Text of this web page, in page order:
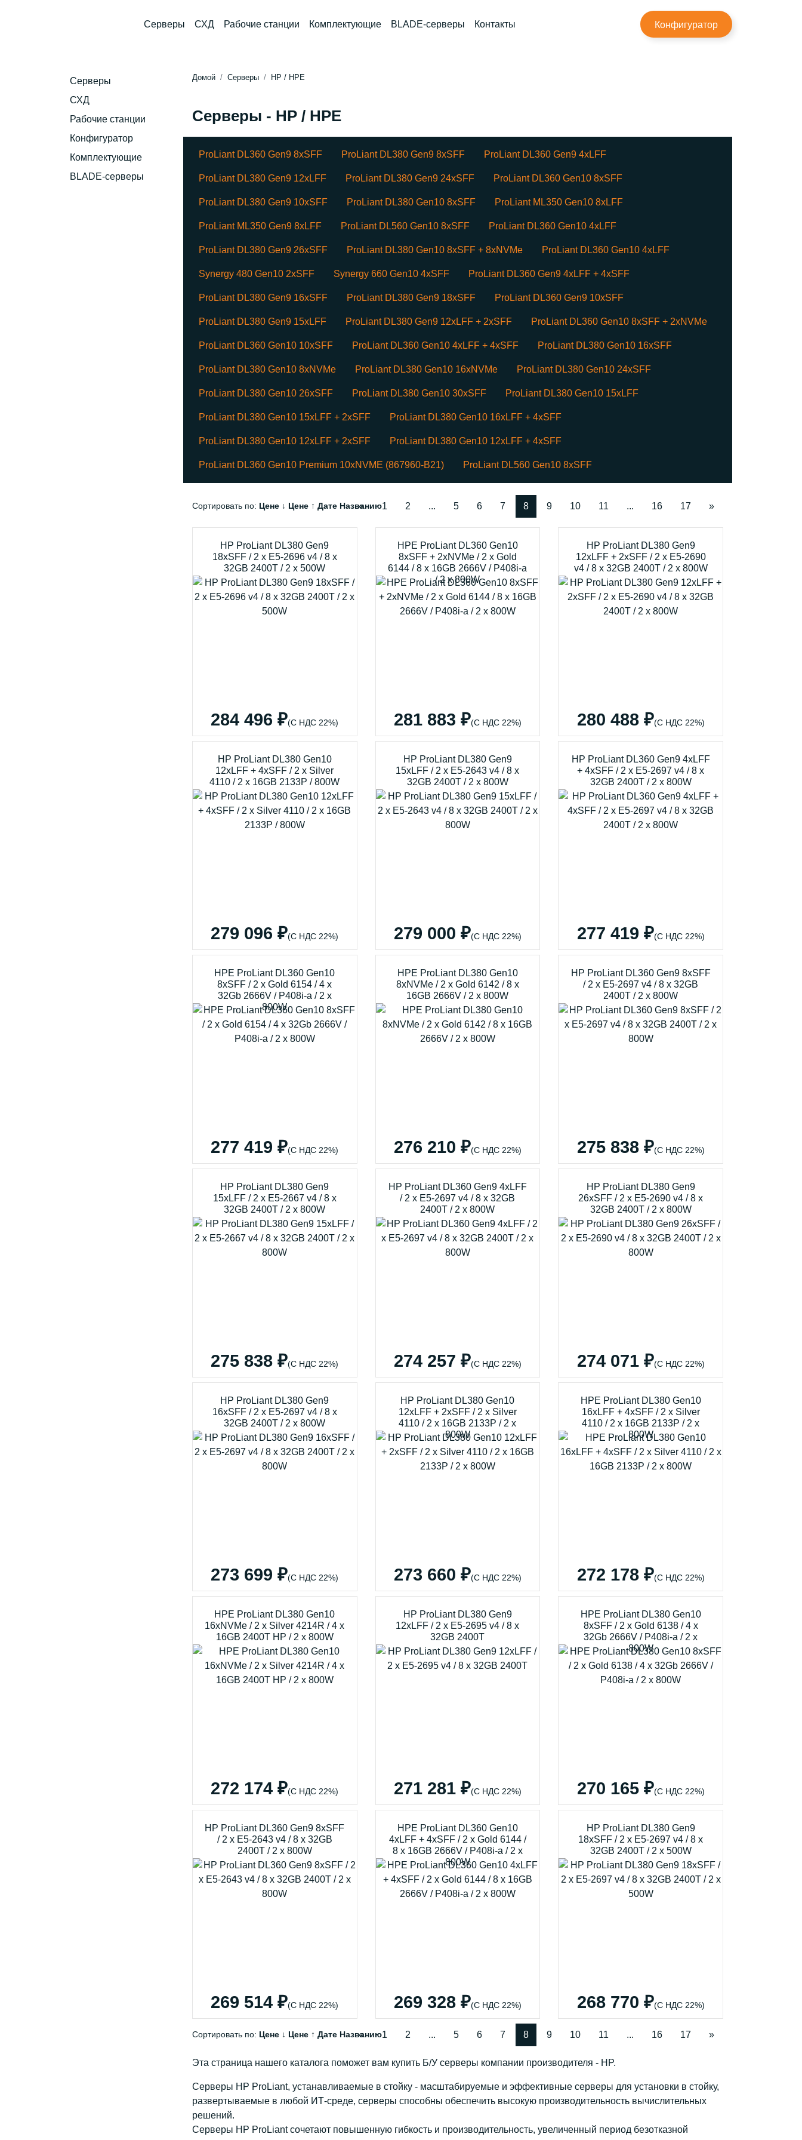
Серверы СХД Рабочие станции Комплектующие BLADE-серверы Контакты Конфигуратор
Серверы
СХД
Рабочие станции
Конфигуратор
Комплектующие
BLADE-серверы
Домой Серверы HP / HPE
Серверы - HP / HPE
ProLiant DL360 Gen9 8xSFF ProLiant DL380 Gen9 8xSFF ProLiant DL360 Gen9 4xLFF
ProLiant DL380 Gen9 12xLFF ProLiant DL380 Gen9 24xSFF ProLiant DL360 Gen10 8xSFF
ProLiant DL380 Gen9 10xSFF ProLiant DL380 Gen10 8xSFF ProLiant ML350 Gen10 8xLFF
ProLiant ML350 Gen9 8xLFF ProLiant DL560 Gen10 8xSFF ProLiant DL360 Gen10 4xLFF
ProLiant DL380 Gen9 26xSFF ProLiant DL380 Gen10 8xSFF + 8xNVMe ProLiant DL360 Gen10 4xLFF
Synergy 480 Gen10 2xSFF Synergy 660 Gen10 4xSFF ProLiant DL360 Gen9 4xLFF + 4xSFF
ProLiant DL380 Gen9 16xSFF ProLiant DL380 Gen9 18xSFF ProLiant DL360 Gen9 10xSFF
ProLiant DL380 Gen9 15xLFF ProLiant DL380 Gen9 12xLFF + 2xSFF ProLiant DL360 Gen10 8xSFF + 2xNVMe
ProLiant DL360 Gen10 10xSFF ProLiant DL360 Gen10 4xLFF + 4xSFF ProLiant DL380 Gen10 16xSFF
ProLiant DL380 Gen10 8xNVMe ProLiant DL380 Gen10 16xNVMe ProLiant DL380 Gen10 24xSFF
ProLiant DL380 Gen10 26xSFF ProLiant DL380 Gen10 30xSFF ProLiant DL380 Gen10 15xLFF
ProLiant DL380 Gen10 15xLFF + 2xSFF ProLiant DL380 Gen10 16xLFF + 4xSFF
ProLiant DL380 Gen10 12xLFF + 2xSFF ProLiant DL380 Gen10 12xLFF + 4xSFF
ProLiant DL360 Gen10 Premium 10xNVME (867960-B21) ProLiant DL560 Gen10 8xSFF
Сортировать по: Цене ↓ Цене ↑ Дате Названию
« 1 2 ... 5 6 7 8 9 10 11 ... 16 17 »
HP ProLiant DL380 Gen9
18xSFF / 2 x E5-2696 v4 / 8 x
32GB 2400T / 2 x 500W
284 496 ₽(С НДС 22%)
HPE ProLiant DL360 Gen10
8xSFF + 2xNVMe / 2 x Gold
6144 / 8 x 16GB 2666V / P408i-a
/ 2 x 800W
281 883 ₽(С НДС 22%)
HP ProLiant DL380 Gen9
12xLFF + 2xSFF / 2 x E5-2690
v4 / 8 x 32GB 2400T / 2 x 800W
280 488 ₽(С НДС 22%)
HP ProLiant DL380 Gen10
12xLFF + 4xSFF / 2 x Silver
4110 / 2 x 16GB 2133P / 800W
279 096 ₽(С НДС 22%)
HP ProLiant DL380 Gen9
15xLFF / 2 x E5-2643 v4 / 8 x
32GB 2400T / 2 x 800W
279 000 ₽(С НДС 22%)
HP ProLiant DL360 Gen9 4xLFF
+ 4xSFF / 2 x E5-2697 v4 / 8 x
32GB 2400T / 2 x 800W
277 419 ₽(С НДС 22%)
HPE ProLiant DL360 Gen10
8xSFF / 2 x Gold 6154 / 4 x
32Gb 2666V / P408i-a / 2 x
800W
277 419 ₽(С НДС 22%)
HPE ProLiant DL380 Gen10
8xNVMe / 2 x Gold 6142 / 8 x
16GB 2666V / 2 x 800W
276 210 ₽(С НДС 22%)
HP ProLiant DL360 Gen9 8xSFF
/ 2 x E5-2697 v4 / 8 x 32GB
2400T / 2 x 800W
275 838 ₽(С НДС 22%)
HP ProLiant DL380 Gen9
15xLFF / 2 x E5-2667 v4 / 8 x
32GB 2400T / 2 x 800W
275 838 ₽(С НДС 22%)
HP ProLiant DL360 Gen9 4xLFF
/ 2 x E5-2697 v4 / 8 x 32GB
2400T / 2 x 800W
274 257 ₽(С НДС 22%)
HP ProLiant DL380 Gen9
26xSFF / 2 x E5-2690 v4 / 8 x
32GB 2400T / 2 x 800W
274 071 ₽(С НДС 22%)
HP ProLiant DL380 Gen9
16xSFF / 2 x E5-2697 v4 / 8 x
32GB 2400T / 2 x 800W
273 699 ₽(С НДС 22%)
HP ProLiant DL380 Gen10
12xLFF + 2xSFF / 2 x Silver
4110 / 2 x 16GB 2133P / 2 x
800W
273 660 ₽(С НДС 22%)
HPE ProLiant DL380 Gen10
16xLFF + 4xSFF / 2 x Silver
4110 / 2 x 16GB 2133P / 2 x
800W
272 178 ₽(С НДС 22%)
HPE ProLiant DL380 Gen10
16xNVMe / 2 x Silver 4214R / 4 x
16GB 2400T HP / 2 x 800W
272 174 ₽(С НДС 22%)
HP ProLiant DL380 Gen9
12xLFF / 2 x E5-2695 v4 / 8 x
32GB 2400T
271 281 ₽(С НДС 22%)
HPE ProLiant DL380 Gen10
8xSFF / 2 x Gold 6138 / 4 x
32Gb 2666V / P408i-a / 2 x
800W
270 165 ₽(С НДС 22%)
HP ProLiant DL360 Gen9 8xSFF
/ 2 x E5-2643 v4 / 8 x 32GB
2400T / 2 x 800W
269 514 ₽(С НДС 22%)
HPE ProLiant DL360 Gen10
4xLFF + 4xSFF / 2 x Gold 6144 /
8 x 16GB 2666V / P408i-a / 2 x
800W
269 328 ₽(С НДС 22%)
HP ProLiant DL380 Gen9
18xSFF / 2 x E5-2697 v4 / 8 x
32GB 2400T / 2 x 500W
268 770 ₽(С НДС 22%)
Сортировать по: Цене ↓ Цене ↑ Дате Названию
« 1 2 ... 5 6 7 8 9 10 11 ... 16 17 »
Эта страница нашего каталога поможет вам купить Б/У серверы компании производителя - HP.
Серверы HP ProLiant, устанавливаемые в стойку - масштабируемые и эффективные серверы для установки в стойку,
развертываемые в любой ИТ-среде, серверы способны обеспечить высокую производительность вычислительных
решений.
Серверы HP ProLiant сочетают повышенную гибкость и производительность, увеличенный период безотказной